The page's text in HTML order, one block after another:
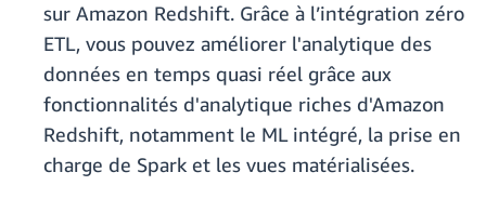
sur Amazon Redshift. Grâce à l’intégration zéro
ETL, vous pouvez améliorer l'analytique des
données en temps quasi réel grâce aux
fonctionnalités d'analytique riches d'Amazon
Redshift, notamment le ML intégré, la prise en
charge de Spark et les vues matérialisées.